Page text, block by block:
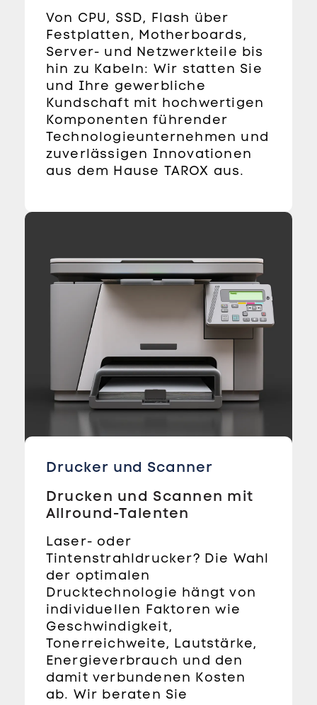
Von CPU, SSD, Flash über
Festplatten, Motherboards,
Server- und Netzwerkteile bis
hin zu Kabeln: Wir statten Sie
und Ihre gewerbliche
Kundschaft mit hochwertigen
Komponenten führender
Technologieunternehmen und
zuverlässigen Innovationen
aus dem Hause TAROX aus.
Drucker und Scanner
Drucken und Scannen mit
Allround-Talenten
Laser- oder
Tintenstrahldrucker? Die Wahl
der optimalen
Drucktechnologie hängt von
individuellen Faktoren wie
Geschwindigkeit,
Tonerreichweite, Lautstärke,
Energieverbrauch und den
damit verbundenen Kosten
ab. Wir beraten Sie